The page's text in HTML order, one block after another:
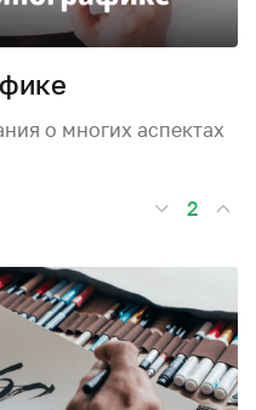
о многих аспектах
2